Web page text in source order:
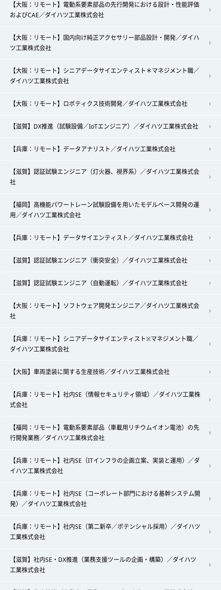
【大阪：リモート】電動系要素部品の先行開発における設計・性能評価
およびCAE／ダイハツ工業株式会社
【大阪：リモート】国内向け純正アクセサリー部品設計・開発／ダイハ
ツ工業株式会社
【大阪：リモート】シニアデータサイエンティスト＊マネジメント職／
ダイハツ工業株式会社
【大阪：リモート】ロボティクス技術開発／ダイハツ工業株式会社
【滋賀】DX推進（試験設備／IoTエンジニア）／ダイハツ工業株式会社
【兵庫：リモート】データアナリスト／ダイハツ工業株式会社
【滋賀】認証試験エンジニア（灯火器、視界系）／ダイハツ工業株式会
社
【福岡】高機能パワートレーン試験設備を用いたモデルベース開発の運
用／ダイハツ工業株式会社
【兵庫：リモート】データサイエンティスト／ダイハツ工業株式会社
【滋賀】認証試験エンジニア（衝突安全）／ダイハツ工業株式会社
【滋賀】認証試験エンジニア（自動運転）／ダイハツ工業株式会社
【大阪：リモート】ソフトウェア開発エンジニア／ダイハツ工業株式会
社
【兵庫：リモート】シニアデータサイエンティスト※マネジメント職／
ダイハツ工業株式会社
【大阪】車両塗装に関する生産技術／ダイハツ工業株式会社
【兵庫：リモート】社内SE（情報セキュリティ領域）／ダイハツ工業株
式会社
【福岡：リモート】電動系要素部品（車載用リチウムイオン電池）の先
行開発業務／ダイハツ工業株式会社
【兵庫：リモート】社内SE（ITインフラの企画立案、実装と運用）／ダ
イハツ工業株式会社
【兵庫：リモート】社内SE（コーポレート部門における基幹システム開
発）／ダイハツ工業株式会社
【兵庫：リモート】社内SE（第二新卒／ポテンシャル採用）／ダイハツ
工業株式会社
【滋賀】社内SE・DX推進（業務支援ツールの企画・構築）／ダイハツ
工業株式会社